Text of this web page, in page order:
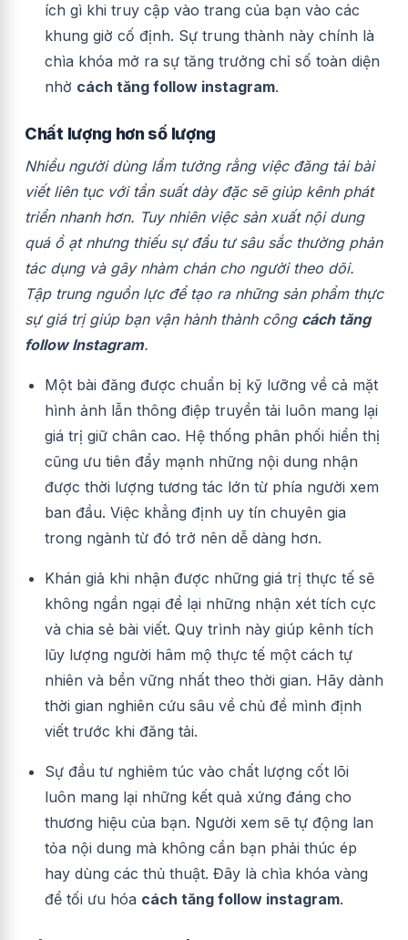
ích gì khi truy cập vào trang của bạn vào các
khung giờ cố định. Sự trung thành này chính là
chìa khóa mở ra sự tăng trưởng chỉ số toàn diện
nhờ cách tăng follow instagram.
Chất lượng hơn số lượng
Nhiều người dùng lầm tưởng rằng việc đăng tải bài
viết liên tục với tần suất dày đặc sẽ giúp kênh phát
triển nhanh hơn. Tuy nhiên việc sản xuất nội dung
quá ồ ạt nhưng thiếu sự đầu tư sâu sắc thường phản
tác dụng và gây nhàm chán cho người theo dõi.
Tập trung nguồn lực để tạo ra những sản phẩm thực
sự giá trị giúp bạn vận hành thành công cách tăng
follow Instagram.
Một bài đăng được chuẩn bị kỹ lưỡng về cả mặt
hình ảnh lẫn thông điệp truyền tải luôn mang lại
giá trị giữ chân cao. Hệ thống phân phối hiển thị
cũng ưu tiên đẩy mạnh những nội dung nhận
được thời lượng tương tác lớn từ phía người xem
ban đầu. Việc khẳng định uy tín chuyên gia
trong ngành từ đó trở nên dễ dàng hơn.
Khán giả khi nhận được những giá trị thực tế sẽ
không ngần ngại để lại những nhận xét tích cực
và chia sẻ bài viết. Quy trình này giúp kênh tích
lũy lượng người hâm mộ thực tế một cách tự
nhiên và bền vững nhất theo thời gian. Hãy dành
thời gian nghiên cứu sâu về chủ đề mình định
viết trước khi đăng tải.
Sự đầu tư nghiêm túc vào chất lượng cốt lõi
luôn mang lại những kết quả xứng đáng cho
thương hiệu của bạn. Người xem sẽ tự động lan
tỏa nội dung mà không cần bạn phải thúc ép
hay dùng các thủ thuật. Đây là chìa khóa vàng
để tối ưu hóa cách tăng follow instagram.